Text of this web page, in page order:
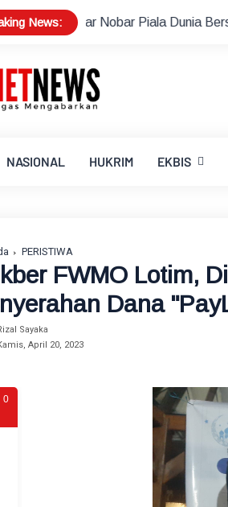
News:
Piala Dunia Bersama Warga,
NASIONAL HUKRIM EKBIS
PERISTIWA
FWMO Lotim,
Dana
Sayaka
April 20, 2023
0